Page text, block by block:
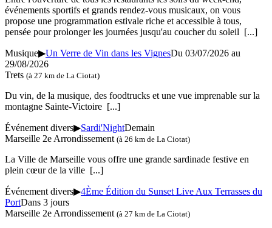
événements sportifs et grands rendez-vous musicaux, on vous
propose une programmation estivale riche et accessible à tous,
pensée pour prolonger les journées jusqu'au coucher du soleil [...]
Musique▶Un Verre de Vin dans les VignesDu 03/07/2026 au
29/08/2026
Trets (à 27 km de La Ciotat)
Du vin, de la musique, des foodtrucks et une vue imprenable sur la
montagne Sainte-Victoire [...]
Événement divers▶Sardi'NightDemain
Marseille 2e Arrondissement (à 26 km de La Ciotat)
La Ville de Marseille vous offre une grande sardinade festive en
plein cœur de la ville [...]
Événement divers▶4Ème Édition du Sunset Live Aux Terrasses du
PortDans 3 jours
Marseille 2e Arrondissement (à 27 km de La Ciotat)